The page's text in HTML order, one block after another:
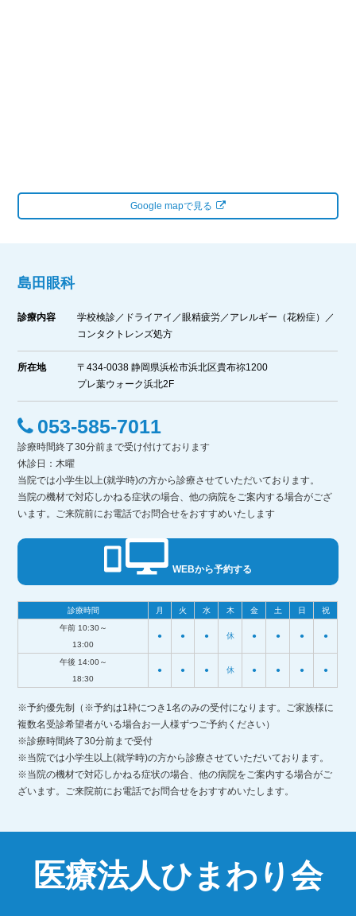
Google mapで見る
島田眼科
診療内容
学校検診／ドライアイ／眼精疲労／アレルギー（花粉症）／
コンタクトレンズ処方
所在地
〒434-0038 静岡県浜松市浜北区貴布祢1200
プレ葉ウォーク浜北2F
053-585-7011
診療時間終了30分前まで受け付けております
休診日：木曜
当院では小学生以上(就学時)の方から診療させていただいております。
当院の機材で対応しかねる症状の場合、他の病院をご案内する場合がござ
います。ご来院前にお電話でお問合せをおすすめいたします
WEBから予約する
診療時間 月 火 水 木 金 土 日
祝
午前 10:30～
13:00
● ● ● 休 ● ● ● ●
午後 14:00～
18:30
● ● ● 休 ● ● ● ●
※予約優先制（※予約は1枠につき1名のみの受付になります。ご家族様に
複数名受診希望者がいる場合お一人様ずつご予約ください）
※診療時間終了30分前まで受付
※当院では小学生以上(就学時)の方から診療させていただいております。
※当院の機材で対応しかねる症状の場合、他の病院をご案内する場合がご
ざいます。ご来院前にお電話でお問合せをおすすめいたします。
医療法人ひまわり会